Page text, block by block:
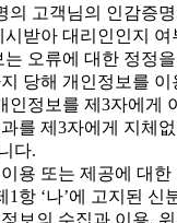
의 고객님의 인감증
받아 대리인인지 여
오류에 대한 정정
당해 개인정보를
인정보를 제3자에게
를 제3자에게 지체
다.
용 또는 제공에 대한
항 ‘나’에 고지된 신
보의 수집과 이용,